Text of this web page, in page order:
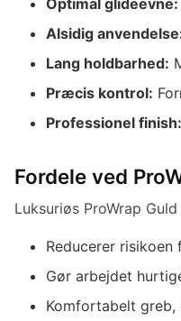
Alsidig
Lang holdbarhed:
Præcis kontrol:
Professionel finish:
Fordele ved
Luksuriøs ProWrap
Reducerer
Gør arbejdet
Komfortabelt